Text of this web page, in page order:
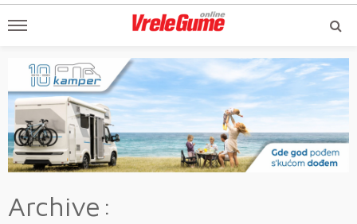
Archive